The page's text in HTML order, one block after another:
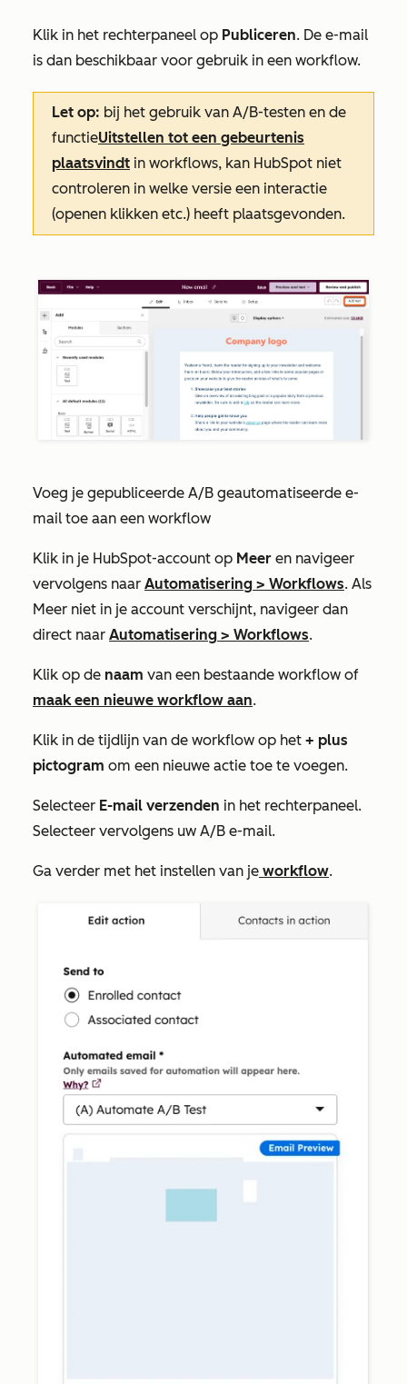
Klik in het rechterpaneel op Publiceren. De e-mail
is dan beschikbaar voor gebruik in een workflow.
Let op: bij het gebruik van A/B-testen en de
functieUitstellen tot een gebeurtenis
plaatsvindt in workflows, kan HubSpot niet
controleren in welke versie een interactie
(openen klikken etc.) heeft plaatsgevonden.
Voeg je gepubliceerde A/B geautomatiseerde e-
mail toe aan een workflow
Klik in je HubSpot-account op Meer en navigeer
vervolgens naar Automatisering > Workflows. Als
Meer niet in je account verschijnt, navigeer dan
direct naar Automatisering > Workflows.
Klik op de naam van een bestaande workflow of
maak een nieuwe workflow aan.
Klik in de tijdlijn van de workflow op het + plus
pictogram om een nieuwe actie toe te voegen.
Selecteer E-mail verzenden in het rechterpaneel.
Selecteer vervolgens uw A/B e-mail.
Ga verder met het instellen van je workflow.